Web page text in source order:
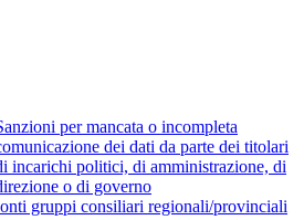
per mancata o incompleta
dei dati da parte dei titolari
incarichi politici, di amministrazione, di
o di governo
gruppi consiliari regionali/provinciali